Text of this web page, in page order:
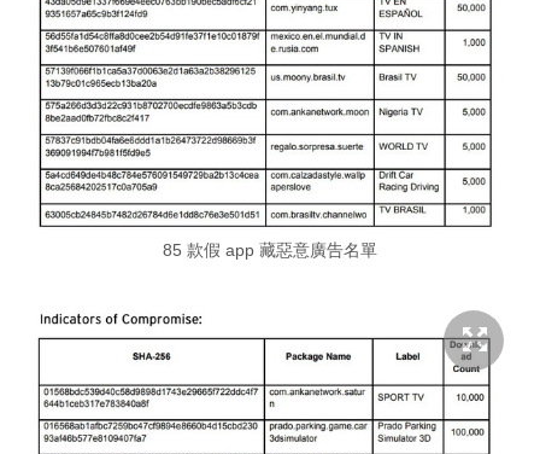
85 款假 app 藏惡意廣告名單